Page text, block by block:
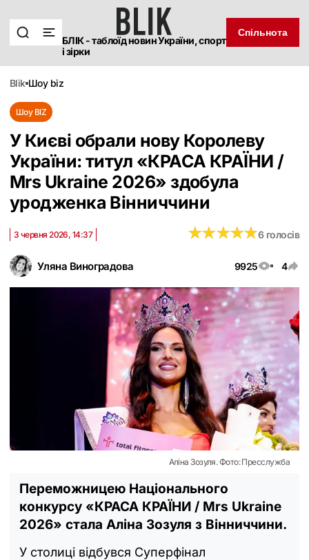
БЛІК - таблоїд новин України, спорт
і зірки
Спільнота
blik шоу biz
Шоу BIZ
У Києві обрали нову Королеву
України: титул «КРАСА КРАЇНИ /
Mrs Ukraine 2026» здобула
уродженка Вінниччини
Уляна Виноградова 9925 4
3 червня 2026, 14:37 ★★★★★
★★★★★6 голосів
Аліна Зозуля. Фото: Пресслужба
Переможницею Національного
конкурсу «КРАСА КРАЇНИ / Mrs Ukraine
2026» стала Аліна Зозуля з Вінниччини.
У столиці відбувся Суперфінал